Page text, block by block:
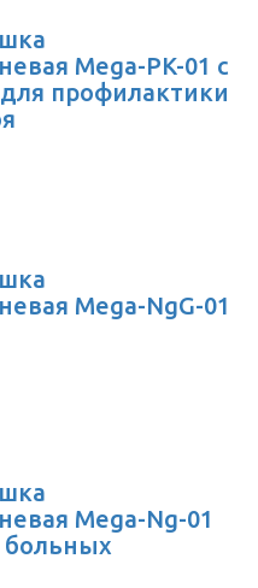
Mega-PK-01 с
профилактики
Mega-NgG-01
Mega-Ng-01
больных